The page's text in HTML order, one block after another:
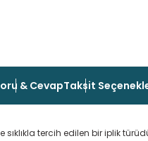
& CevapTaksit
sıklıkla tercih edilen bir iplik